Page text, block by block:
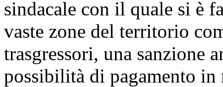
sindacale con il quale si è
vaste zone del territorio
trasgressori, una sanzione
possibilità di pagamento